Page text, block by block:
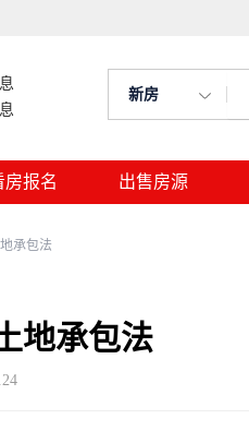
新房
房报名 出售房源
承包法
地承包法